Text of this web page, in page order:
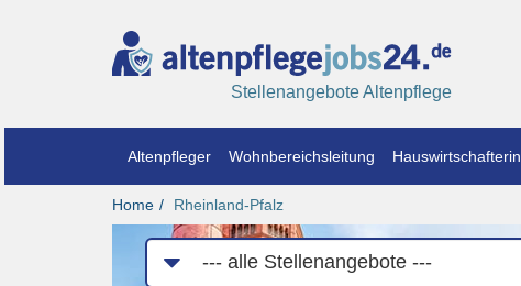
Stellenangebote Altenpflege
Altenpfleger Wohnbereichsleitung Hauswirtschafterin
Home Rheinland-Pfalz
Job-
Kategorie